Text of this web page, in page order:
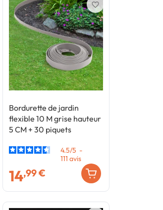
Bordurette de jardin
flexible 10 M grise hauteur
5 CM + 30 piquets
4.5/5 -
111 avis
14,99 €
favorite_border